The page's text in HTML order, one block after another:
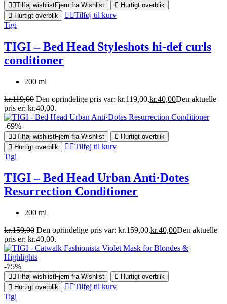
Tilføj wishlistFjern fra Wishlist
Hurtigt overblik
Hurtigt overblik
Tilføj til kurv
Tigi
TIGI – Bed Head Styleshots hi-def curls
conditioner
200 ml
kr.119,00 Den oprindelige pris var: kr.119,00.kr.40,00Den aktuelle
pris er: kr.40,00.
-69%
Tilføj wishlistFjern fra Wishlist
Hurtigt overblik
Hurtigt overblik
Tilføj til kurv
Tigi
TIGI – Bed Head Urban Anti·Dotes
Resurrection Conditioner
200 ml
kr.159,00 Den oprindelige pris var: kr.159,00.kr.40,00Den aktuelle
pris er: kr.40,00.
-75%
Tilføj wishlistFjern fra Wishlist
Hurtigt overblik
Hurtigt overblik
Tilføj til kurv
Tigi